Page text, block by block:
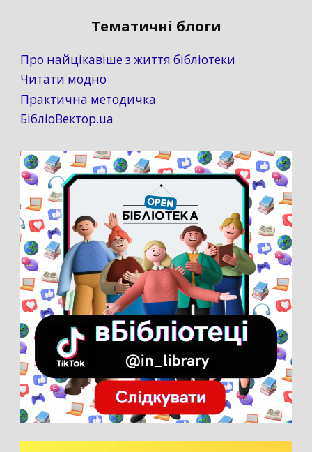
Тематичні блоги
Про найцікавіше з життя бібліотеки
Читати модно
Практична методичка
БібліоВектор.ua